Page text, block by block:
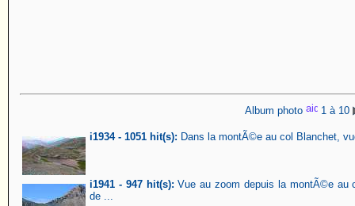
Album photo 1 à 10
i1934 - 1051 hit(s): Dans la montÃ©e au col Blanchet,
i1941 - 947 hit(s): Vue au zoom depuis la montÃ©e au
de ...